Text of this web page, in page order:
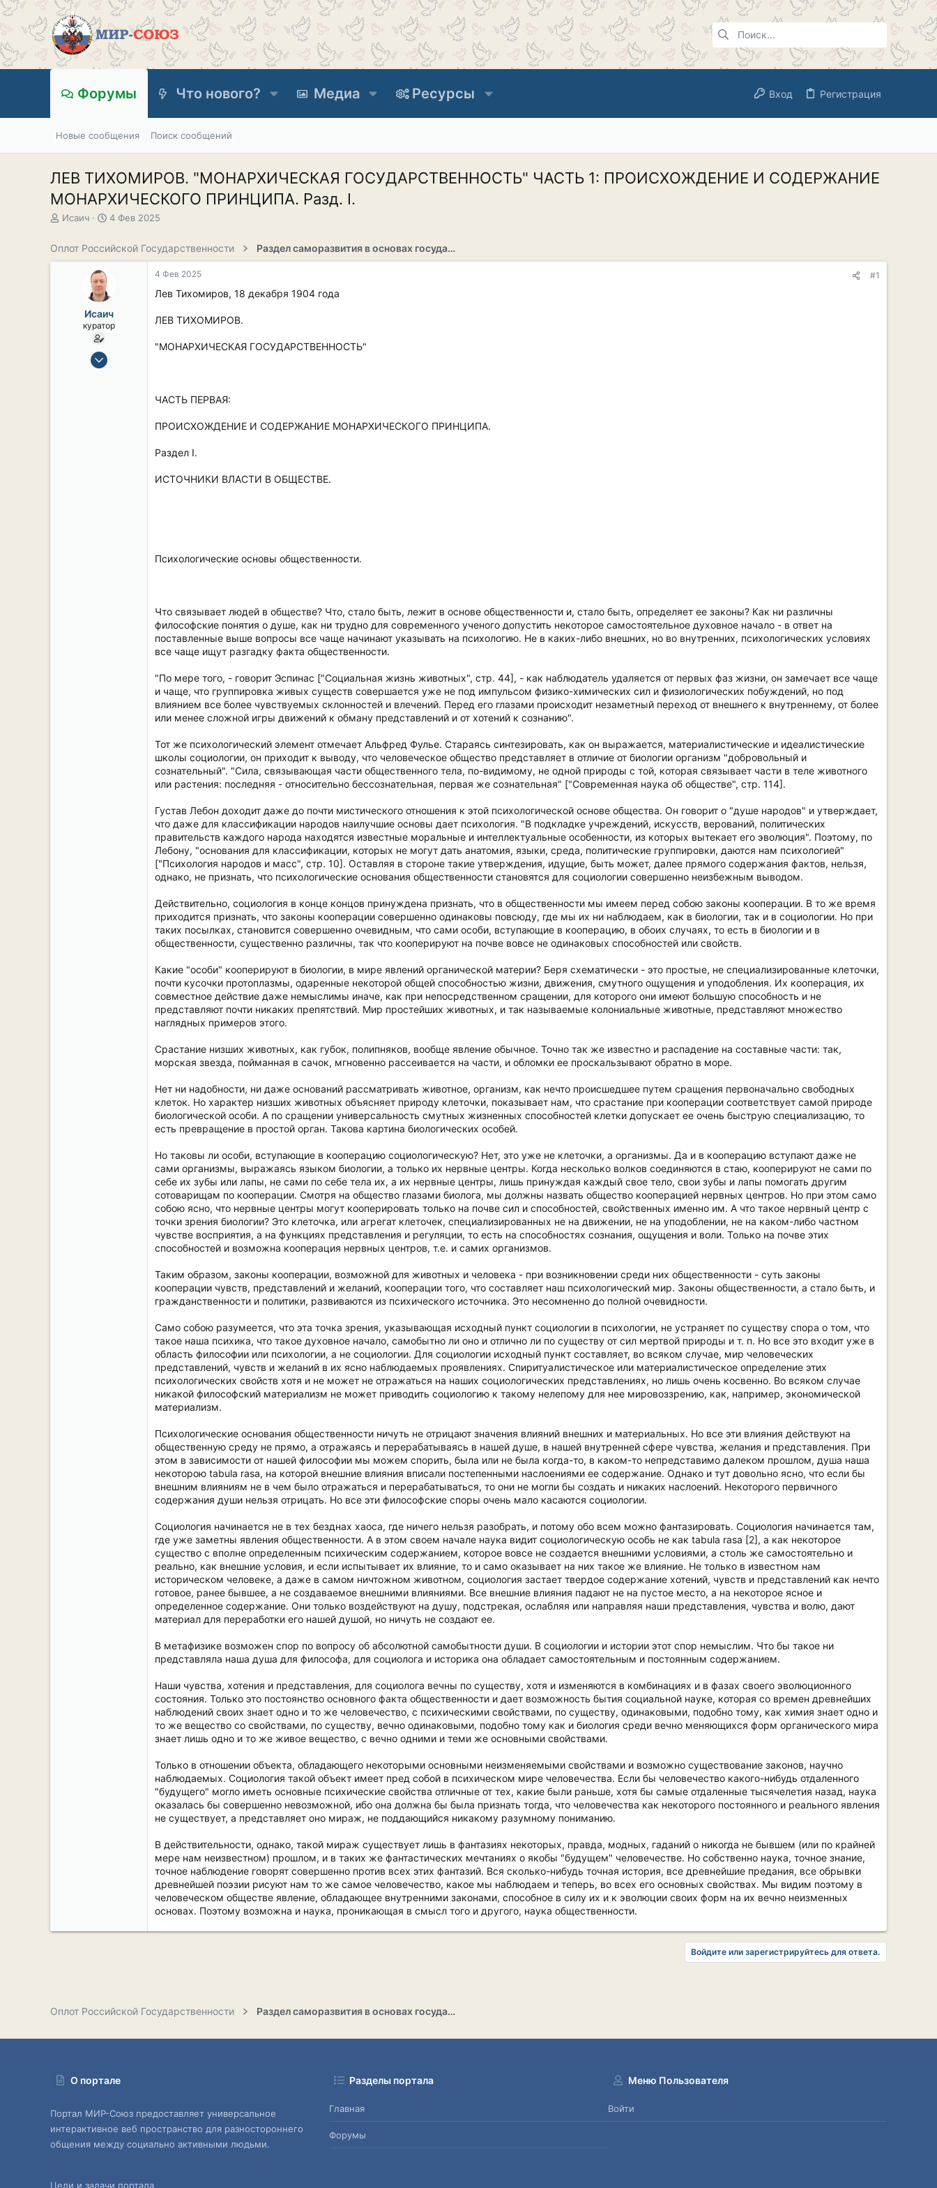
Форумы Что нового? Медиа Ресурсы Вход Регистрация
Новые сообщения Поиск сообщений
ЛЕВ ТИХОМИРОВ. "МОНАРХИЧЕСКАЯ ГОСУДАРСТВЕННОСТЬ" ЧАСТЬ 1: ПРОИСХОЖДЕНИЕ И СОДЕРЖАНИЕ
МОНАРХИЧЕСКОГО ПРИНЦИПА. Разд. I.
А
о
Исаич
Д
а
л
а
4 Фев 2025
Оплот Российской Государственности Раздел саморазвития в основах государственности
Исаич
куратор
15 Сен 2019
4 Фев 2025 #1
Лев Тихомиров, 18 декабря 1904 года
ЛЕВ ТИХОМИРОВ.
"МОНАРХИЧЕСКАЯ ГОСУДАРСТВЕННОСТЬ"
ЧАСТЬ ПЕРВАЯ:
ПРОИСХОЖДЕНИЕ И СОДЕРЖАНИЕ МОНАРХИЧЕСКОГО ПРИНЦИПА.
Раздел I.
ИСТОЧНИКИ ВЛАСТИ В ОБЩЕСТВЕ.
Психологические основы общественности.
Что связывает людей в обществе? Что, стало быть, лежит в основе общественности и, стало быть, определяет ее законы? Как ни различны
философские понятия о душе, как ни трудно для современного ученого допустить некоторое самостоятельное духовное начало - в ответ на
поставленные выше вопросы все чаще начинают указывать на психологию. Не в каких-либо внешних, но во внутренних, психологических условиях
все чаще ищут разгадку факта общественности.
"По мере того, - говорит Эспинас ["Социальная жизнь животных", стр. 44], - как наблюдатель удаляется от первых фаз жизни, он замечает все чаще
и чаще, что группировка живых существ совершается уже не под импульсом физико-химических сил и физиологических побуждений, но под
влиянием все более чувствуемых склонностей и влечений. Перед его глазами происходит незаметный переход от внешнего к внутреннему, от более
или менее сложной игры движений к обману представлений и от хотений к сознанию".
Тот же психологический элемент отмечает Альфред Фулье. Стараясь синтезировать, как он выражается, материалистические и идеалистические
школы социологии, он приходит к выводу, что человеческое общество представляет в отличие от биологии организм "добровольный и
сознательный". "Сила, связывающая части общественного тела, по-видимому, не одной природы с той, которая связывает части в теле животного
или растения: последняя - относительно бессознательная, первая же сознательная" ["Современная наука об обществе", стр. 114].
Густав Лебон доходит даже до почти мистического отношения к этой психологической основе общества. Он говорит о "душе народов" и утверждает,
что даже для классификации народов наилучшие основы дает психология. "В подкладке учреждений, искусств, верований, политических
правительств каждого народа находятся известные моральные и интеллектуальные особенности, из которых вытекает его эволюция". Поэтому, по
Лебону, "основания для классификации, которых не могут дать анатомия, языки, среда, политические группировки, даются нам психологией"
["Психология народов и масс", стр. 10]. Оставляя в стороне такие утверждения, идущие, быть может, далее прямого содержания фактов, нельзя,
однако, не признать, что психологические основания общественности становятся для социологии совершенно неизбежным выводом.
Действительно, социология в конце концов принуждена признать, что в общественности мы имеем перед собою законы кооперации. В то же время
приходится признать, что законы кооперации совершенно одинаковы повсюду, где мы их ни наблюдаем, как в биологии, так и в социологии. Но при
таких посылках, становится совершенно очевидным, что сами особи, вступающие в кооперацию, в обоих случаях, то есть в биологии и в
общественности, существенно различны, так что кооперируют на почве вовсе не одинаковых способностей или свойств.
Какие "особи" кооперируют в биологии, в мире явлений органической материи? Беря схематически - это простые, не специализированные клеточки,
почти кусочки протоплазмы, одаренные некоторой общей способностью жизни, движения, смутного ощущения и уподобления. Их кооперация, их
совместное действие даже немыслимы иначе, как при непосредственном сращении, для которого они имеют большую способность и не
представляют почти никаких препятствий. Мир простейших животных, и так называемые колониальные животные, представляют множество
наглядных примеров этого.
Срастание низших животных, как губок, полипняков, вообще явление обычное. Точно так же известно и распадение на составные части: так,
морская звезда, пойманная в сачок, мгновенно рассеивается на части, и обломки ее проскальзывают обратно в море.
Нет ни надобности, ни даже оснований рассматривать животное, организм, как нечто происшедшее путем сращения первоначально свободных
клеток. Но характер низших животных объясняет природу клеточки, показывает нам, что срастание при кооперации соответствует самой природе
биологической особи. А по сращении универсальность смутных жизненных способностей клетки допускает ее очень быструю специализацию, то
есть превращение в простой орган. Такова картина биологических особей.
Но таковы ли особи, вступающие в кооперацию социологическую? Нет, это уже не клеточки, а организмы. Да и в кооперацию вступают даже не
сами организмы, выражаясь языком биологии, а только их нервные центры. Когда несколько волков соединяются в стаю, кооперируют не сами по
себе их зубы или лапы, не сами по себе тела их, а их нервные центры, лишь принуждая каждый свое тело, свои зубы и лапы помогать другим
сотоварищам по кооперации. Смотря на общество глазами биолога, мы должны назвать общество кооперацией нервных центров. Но при этом само
собою ясно, что нервные центры могут кооперировать только на почве сил и способностей, свойственных именно им. А что такое нервный центр с
точки зрения биологии? Это клеточка, или агрегат клеточек, специализированных не на движении, не на уподоблении, не на каком-либо частном
чувстве восприятия, а на функциях представления и регуляции, то есть на способностях сознания, ощущения и воли. Только на почве этих
способностей и возможна кооперация нервных центров, т.е. и самих организмов.
Таким образом, законы кооперации, возможной для животных и человека - при возникновении среди них общественности - суть законы
кооперации чувств, представлений и желаний, кооперации того, что составляет наш психологический мир. Законы общественности, а стало быть, и
гражданственности и политики, развиваются из психического источника. Это несомненно до полной очевидности.
Само собою разумеется, что эта точка зрения, указывающая исходный пункт социологии в психологии, не устраняет по существу спора о том, что
такое наша психика, что такое духовное начало, самобытно ли оно и отлично ли по существу от сил мертвой природы и т. п. Но все это входит уже в
область философии или психологии, а не социологии. Для социологии исходный пункт составляет, во всяком случае, мир человеческих
представлений, чувств и желаний в их ясно наблюдаемых проявлениях. Спиритуалистическое или материалистическое определение этих
психологических свойств хотя и не может не отражаться на наших социологических представлениях, но лишь очень косвенно. Во всяком случае
никакой философский материализм не может приводить социологию к такому нелепому для нее мировоззрению, как, например, экономической
материализм.
Психологические основания общественности ничуть не отрицают значения влияний внешних и материальных. Но все эти влияния действуют на
общественную среду не прямо, а отражаясь и перерабатываясь в нашей душе, в нашей внутренней сфере чувства, желания и представления. При
этом в зависимости от нашей философии мы можем спорить, была или не была когда-то, в каком-то непредставимо далеком прошлом, душа наша
некоторою tabula rasa, на которой внешние влияния вписали постепенными наслоениями ее содержание. Однако и тут довольно ясно, что если бы
внешним влияниям не в чем было отражаться и перерабатываться, то они не могли бы создать и никаких наслоений. Некоторого первичного
содержания души нельзя отрицать. Но все эти философские споры очень мало касаются социологии.
Социология начинается не в тех безднах хаоса, где ничего нельзя разобрать, и потому обо всем можно фантазировать. Социология начинается там,
где уже заметны явления общественности. А в этом своем начале наука видит социологическую особь не как tabula rasa [2], а как некоторое
существо с вполне определенным психическим содержанием, которое вовсе не создается внешними условиями, а столь же самостоятельно и
реально, как внешние условия, и если испытывает их влияние, то и само оказывает на них такое же влияние. Не только в известном нам
историческом человеке, а даже в самом ничтожном животном, социология застает твердое содержание хотений, чувств и представлений как нечто
готовое, ранее бывшее, а не создаваемое внешними влияниями. Все внешние влияния падают не на пустое место, а на некоторое ясное и
определенное содержание. Они только воздействуют на душу, подстрекая, ослабляя или направляя наши представления, чувства и волю, дают
материал для переработки его нашей душой, но ничуть не создают ее.
В метафизике возможен спор по вопросу об абсолютной самобытности души. В социологии и истории этот спор немыслим. Что бы такое ни
представляла наша душа для философа, для социолога и историка она обладает самостоятельным и постоянным содержанием.
Наши чувства, хотения и представления, для социолога вечны по существу, хотя и изменяются в комбинациях и в фазах своего эволюционного
состояния. Только это постоянство основного факта общественности и дает возможность бытия социальной науке, которая со времен древнейших
наблюдений своих знает одно и то же человечество, с психическими свойствами, по существу, одинаковыми, подобно тому, как химия знает одно и
то же вещество со свойствами, по существу, вечно одинаковыми, подобно тому как и биология среди вечно меняющихся форм органического мира
знает лишь одно и то же живое вещество, с вечно одними и теми же основными свойствами.
Только в отношении объекта, обладающего некоторыми основными неизменяемыми свойствами и возможно существование законов, научно
наблюдаемых. Социология такой объект имеет пред собой в психическом мире человечества. Если бы человечество какого-нибудь отдаленного
"будущего" могло иметь основные психические свойства отличные от тех, какие были раньше, хотя бы самые отдаленные тысячелетия назад, наука
оказалась бы совершенно невозможной, ибо она должна бы была признать тогда, что человечества как некоторого постоянного и реального явления
не существует, а представляет оно мираж, не поддающийся никакому разумному пониманию.
В действительности, однако, такой мираж существует лишь в фантазиях некоторых, правда, модных, гаданий о никогда не бывшем (или по крайней
мере нам неизвестном) прошлом, и в таких же фантастических мечтаниях о якобы "будущем" человечестве. Но собственно наука, точное знание,
точное наблюдение говорят совершенно против всех этих фантазий. Вся сколько-нибудь точная история, все древнейшие предания, все обрывки
древнейшей поэзии рисуют нам то же самое человечество, какое мы наблюдаем и теперь, во всех его основных свойствах. Мы видим поэтому в
человеческом обществе явление, обладающее внутренними законами, способное в силу их и к эволюции своих форм на их вечно неизменных
основах. Поэтому возможна и наука, проникающая в смысл того и другого, наука общественности.
Войдите или зарегистрируйтесь для ответа.
Оплот Российской Государственности Раздел саморазвития в основах государственности
О портале
Портал МИР-Союз предоставляет универсальное
интерактивное веб пространство для разностороннего
общения между социально активными людьми.
Цели и задачи портала
Разделы портала
Главная
Форумы
Меню Пользователя
Войти